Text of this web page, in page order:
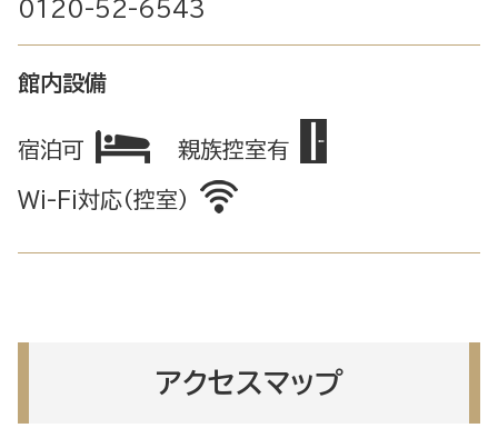
0120-52-6543
館内設備
宿泊可 親族控室有
Wi-Fi対応（控室）
アクセスマップ